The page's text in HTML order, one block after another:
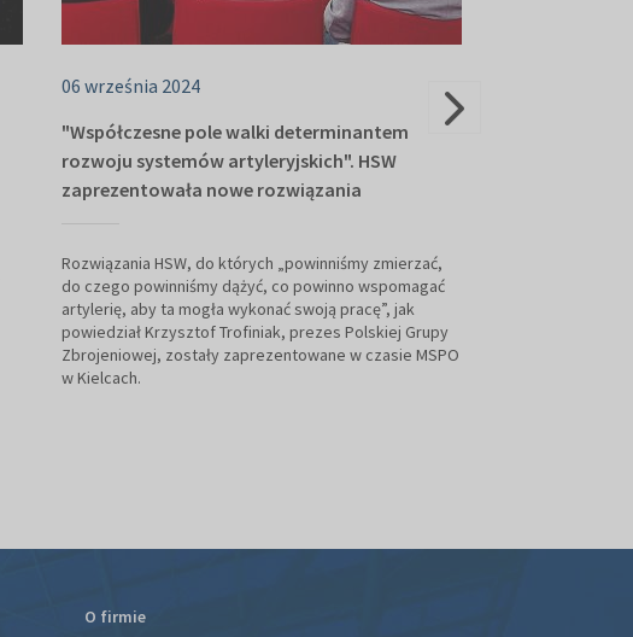
06 września 2024
"Współczesne pole walki determinantem
rozwoju systemów artyleryjskich". HSW
zaprezentowała nowe rozwiązania
Rozwiązania HSW, do których „powinniśmy zmierzać,
do czego powinniśmy dążyć, co powinno wspomagać
artylerię, aby ta mogła wykonać swoją pracę”, jak
powiedział Krzysztof Trofiniak, prezes Polskiej Grupy
Zbrojeniowej, zostały zaprezentowane w czasie MSPO
w Kielcach.
O firmie